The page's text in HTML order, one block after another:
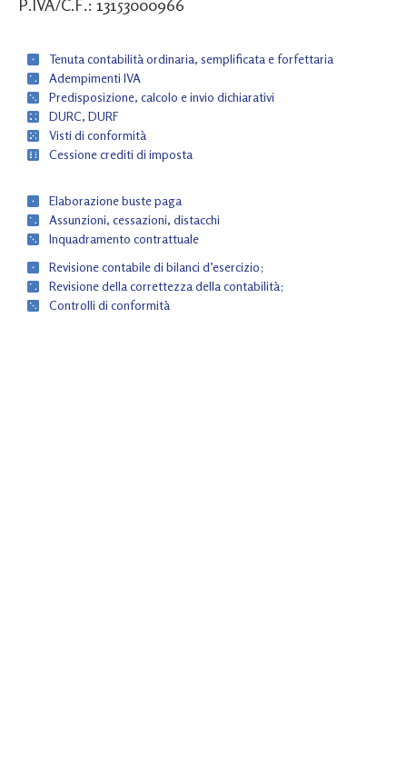
P.IVA/C.F.: 13153000966
Tenuta contabilità ordinaria, semplificata e forfettaria
Adempimenti IVA
Predisposizione, calcolo e invio dichiarativi
DURC, DURF
Visti di conformità
Cessione crediti di imposta
Elaborazione buste paga
Assunzioni, cessazioni, distacchi
Inquadramento contrattuale
Revisione contabile di bilanci d’esercizio;
Revisione della correttezza della contabilità;
Controlli di conformità